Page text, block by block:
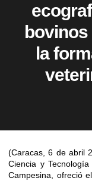
la
(Caracas, 6 de abril
Ciencia y
Campesina, ofreció